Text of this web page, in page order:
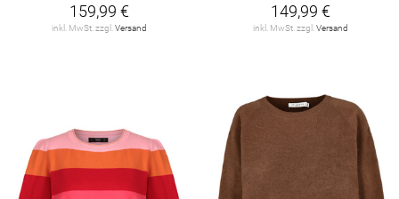
159,99 €
inkl. MwSt. zzgl. Versand
149,99 €
inkl. MwSt. zzgl. Versand